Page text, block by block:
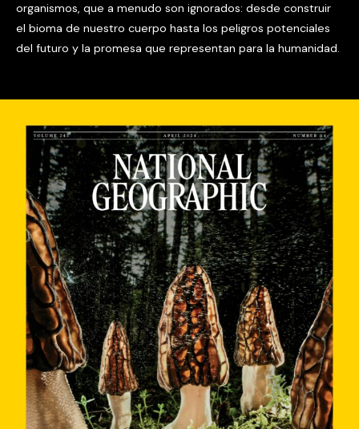
organismos, que a menudo son ignorados: desde construir
el bioma de nuestro cuerpo hasta los peligros potenciales
del futuro y la promesa que representan para la humanidad.